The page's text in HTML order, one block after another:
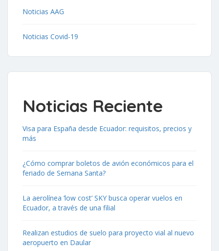
Noticias AAG
Noticias Covid-19
Noticias Reciente
Visa para España desde Ecuador: requisitos, precios y
más
¿Cómo comprar boletos de avión económicos para el
feriado de Semana Santa?
La aerolínea ‘low cost’ SKY busca operar vuelos en
Ecuador, a través de una filial
Realizan estudios de suelo para proyecto vial al nuevo
aeropuerto en Daular